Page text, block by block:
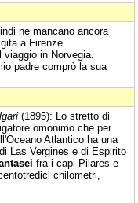
ne mancano ancora
a Firenze.
in Norvegia.
padre comprò la sua
(1895): Lo stretto di
omonimo che per
Atlantico ha una
Las Vergines e di Espirito
fra i capi Pilares e
chilometri,